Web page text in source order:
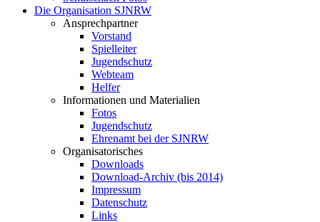
Die Organisation SJNRW
Ansprechpartner
Vorstand
Spielleiter
Jugendschutz
Webteam
Helfer
Informationen und Materialien
Fotos
Jugendschutz
Ehrenamt bei der SJNRW
Organisatorisches
Downloads
Download-Archiv (bis 2014)
Impressum
Datenschutz
Links